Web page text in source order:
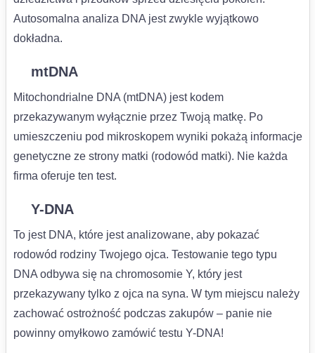
Autosomalna analiza DNA jest zwykle wyjątkowo
dokładna.
mtDNA
Mitochondrialne DNA (mtDNA) jest kodem
przekazywanym wyłącznie przez Twoją matkę. Po
umieszczeniu pod mikroskopem wyniki pokażą informacje
genetyczne ze strony matki (rodowód matki). Nie każda
firma oferuje ten test.
Y-DNA
To jest DNA, które jest analizowane, aby pokazać
rodowód rodziny Twojego ojca. Testowanie tego typu
DNA odbywa się na chromosomie Y, który jest
przekazywany tylko z ojca na syna. W tym miejscu należy
zachować ostrożność podczas zakupów – panie nie
powinny omyłkowo zamówić testu Y-DNA!